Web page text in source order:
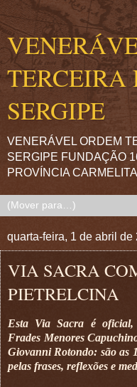
TERCEIRA
SERGIPE
VENERÁVEL ORDEM
SERGIPE FUNDAÇÃO
PROVÍNCIA
quarta-feira, 1 de abril de
VIA SACRA
PIETRELCINA
Esta Via Sacra é oficial,
Frades Menores
Giovanni Rotondo: são as
pelas frases, reflexões e